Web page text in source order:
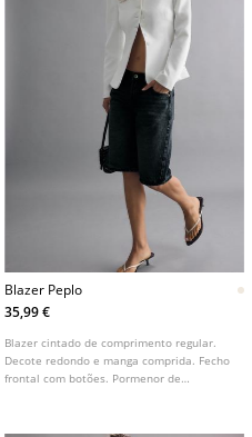
Blazer Peplo
35,99 €
Blazer cintado de comprimento regular.
Decote redondo e manga comprida. Fecho
frontal com botões. Pormenor de